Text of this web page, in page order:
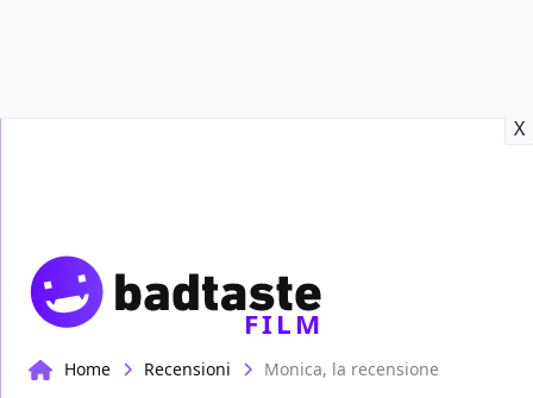
X
FILM
Home Recensioni Monica, la recensione